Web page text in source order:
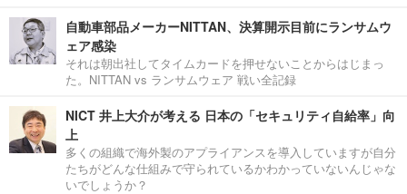
自動車部品メーカーNITTAN、決算開示目前にランサムウ
ェア感染
それは朝出社してタイムカードを押せないことからはじまっ
た。NITTAN vs ランサムウェア 戦い全記録
NICT 井上大介が考える 日本の「セキュリティ自給率」向
上
多くの組織で海外製のアプライアンスを導入していますが自分
たちがどんな仕組みで守られているかわかっていないんじゃな
いでしょうか？